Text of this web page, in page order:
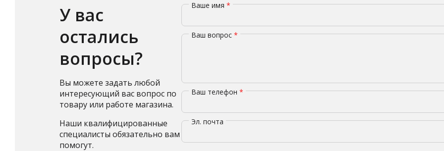
У вас
остались
вопросы?
Вы можете задать любой
интересующий вас вопрос по
товару или работе магазина.
Наши квалифицированные
специалисты обязательно вам
помогут.
Ваше имя*
Ваш вопрос*
Ваш телефон*
Эл. почта